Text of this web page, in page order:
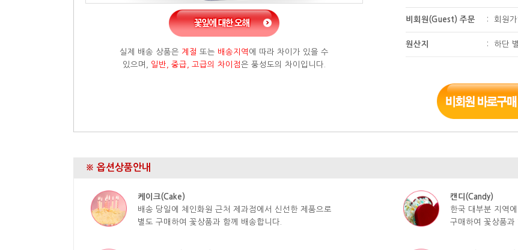
실제 배송 상품은 계절 또는 배송지역 에 따라 차이가 있을 수
있으며, 일반, 중급, 고급의 차이점은 풍성도의 차이입니다.
비회원(Guest) 주문 : 회원
원산지 : 하단
※ 옵션상품안내
케이크(Cake)
배송 당일에 체인화원 근처 제과점에서 신선한 제품으로
별도 구매하여 꽃상품과 함께 배송합니다.
캔디(Candy)
한국 대부분 지역
구매하여 꽃상품과